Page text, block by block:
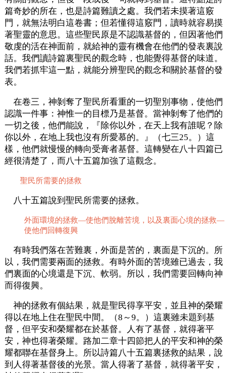
篇奇妙的所在，也是詩篇難讀之處。我們若未摸著這竅
門，就無法明白這卷書；但若懂得這竅門，讀時就容易摸
著聖靈的意思。這些聖民原是不認識基督的，但因著他們
敬虔的活在神面前，就給神的靈有機會在他們的發表裏說
話。我們讀詩篇裏聖民的觀念時，也能覺得基督的味道。
我們若抓牢這一點，就能分辨聖民的觀念和關於基督的發
表。
在卷三，神剝奪了聖民所看重的一切聖別事物，使他們
認識一件事：神惟一的目標乃是基督。當神剝奪了他們的
一切之後，他們能說，『除你以外，在天上我有誰呢？除
你以外，在地上我也沒有所愛慕的。』（七三25。）這
樣，他們就慢慢的轉向受膏者基督。這轉變在八十四篇已
經很清楚了，而八十五篇加強了這觀念。
聖民所需要的拯救
八十五篇說到聖民所需要的拯救。
外面環境的拯救—使他們脫離苦境，以及裏面心境的拯救—
使他們回轉復興
有時我們落在苦難裏，外面是苦的，裏面是下沉的。所
以，我們需要兩面的拯救。有時外面的苦境雖已過去，我
們裏面的心境還是下沉、軟弱。所以，我們需要回轉向神
而得復興。
神的拯救有個結果，就是聖民得享平安，並且神的榮耀
得以在地上住在聖民中間。（8～9。）這裏雖未題到基
督，但平安和榮耀都在於基督。人有了基督，就得著平
安，神也得著榮耀。路加二章十四節把人的平安和神的榮
耀都聯在基督身上。所以詩篇八十五篇裏拯救的結果，說
到人得著基督後的光景。當人得著了基督，就得著平安，